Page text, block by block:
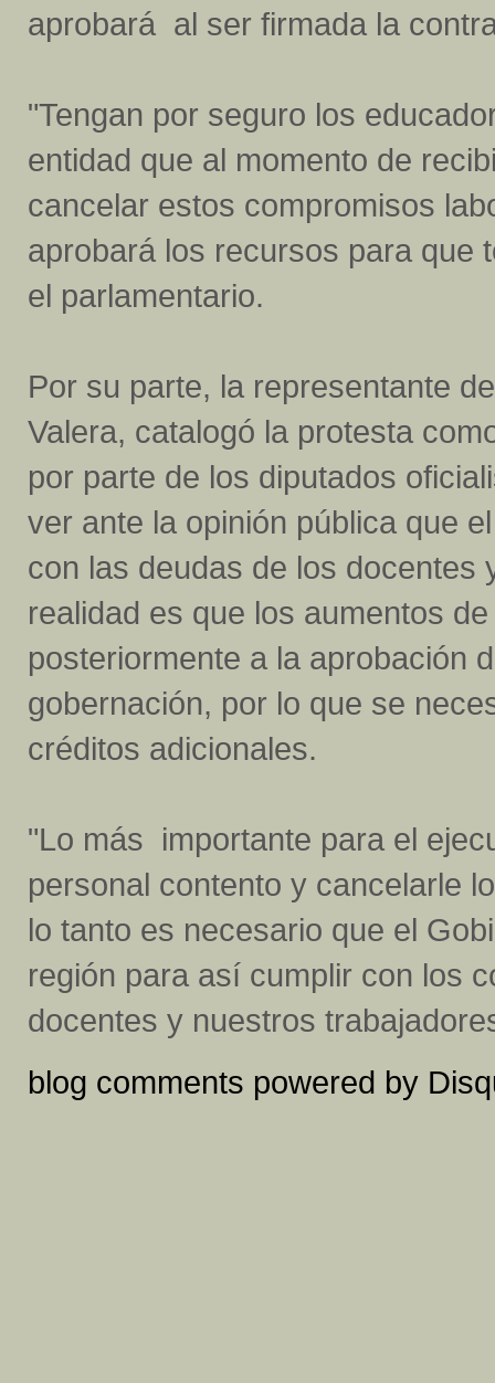
aprobará al ser firmada la
"Tengan por seguro los
entidad que al momento de
cancelar estos compromisos
aprobará los recursos para que
el parlamentario.
Por su parte, la representante
Valera, catalogó la protesta
por parte de los diputados
ver ante la opinión pública que
con las deudas de los docentes
realidad es que los aumentos
posteriormente a la aprobación
gobernación, por lo que se
créditos adicionales.
"Lo más importante para el
personal contento y cancelarle
lo tanto es necesario que el
región para así cumplir con los
docentes y nuestros
blog comments powered by